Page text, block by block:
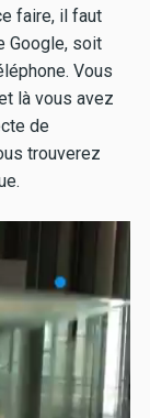
faire, il faut
Google, soit
Vous
là vous avez
de
trouverez